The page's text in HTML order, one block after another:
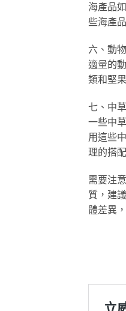
海產品
些海產
六、動
適量的
類和堅
七、中
一些中
用這些
理的搭
需要注
質，建
體差異